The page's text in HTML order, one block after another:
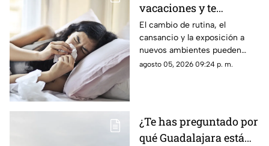
vacaciones y te
enfermas? Estas son
las razones
El cambio de rutina, el
cansancio y la exposición a
nuevos ambientes pueden
afectar al organismo justo al
agosto 05, 2026 09:24 p. m.
¿Te has preguntado por
qué Guadalajara está